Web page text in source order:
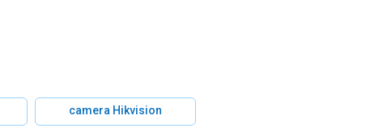
camera Hikvision